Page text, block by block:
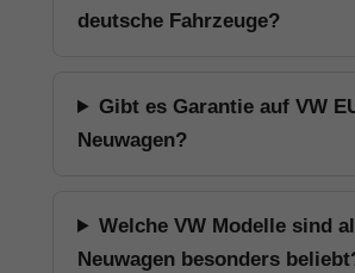
deutsche Fahrzeuge?
Gibt es Garantie auf VW
Neuwagen?
Welche VW Modelle sind
Neuwagen besonders